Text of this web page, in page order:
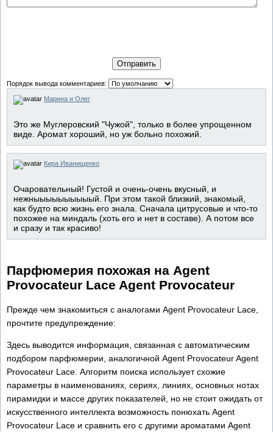
Отправить
Порядок вывода комментариев:
Марина и Олег
Это же Муглеровский "Чужой", только в более упрощенном
виде. Аромат хороший, но уж больно похожий.
Кира Иванищенко
Очаровательный! Густой и очень-очень вкусный, и
нежныыыыыыыыыый. При этом такой близкий, знакомый,
как будто всю жизнь его знала. Сначала цитрусовые и что-то
похожее на миндаль (хоть его и нет в составе). А потом все
и сразу и так красиво!
Парфюмерия похожая на Agent
Provocateur Lace Agent Provocateur
Прежде чем знакомиться с аналогами Agent Provocateur Lace,
прочтите предупреждение:
Здесь выводится информация, связанная с автоматическим
подбором парфюмерии, аналогичной Agent Provocateur Agent
Provocateur Lace. Алгоритм поиска использует схожие
параметры в наименованиях, сериях, линиях, основных нотах
пирамидки и массе других показателей, но не стоит ожидать от
искусственного интеллекта возможность понюхать Agent
Provocateur Lace и сравнить его с другими ароматами Agent